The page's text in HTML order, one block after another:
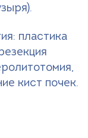
пластика
кист почек.